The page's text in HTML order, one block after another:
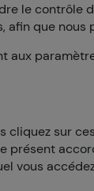
le
que
aux
sur
présent
vous